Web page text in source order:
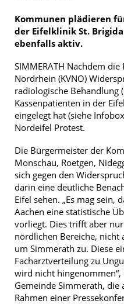
Kommunen plädieren
der Eifelklinik St.
ebenfalls aktiv.
SIMMERATH Nachdem
Nordrhein (KVNO)
radiologische Behandlung
Kassenpatienten in der
eingelegt hat (siehe
Nordeifel Protest.
Die Bürgermeister der
Monschau, Roetgen,
sich gegen den
darin eine deutliche
Eifel sehen. „Es mag sein,
Aachen eine statistische
vorliegt. Dies trifft aber
nördlichen Bereiche, nicht
um Simmerath zu. Diese
Facharztverteilung zu
wird nicht
Gemeinde Simmerath, die
Rahmen einer